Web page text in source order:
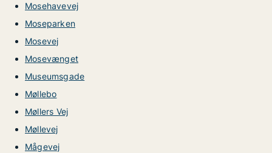
Mosehavevej
Moseparken
Mosevej
Mosevænget
Museumsgade
Møllebo
Møllers Vej
Møllevej
Mågevej